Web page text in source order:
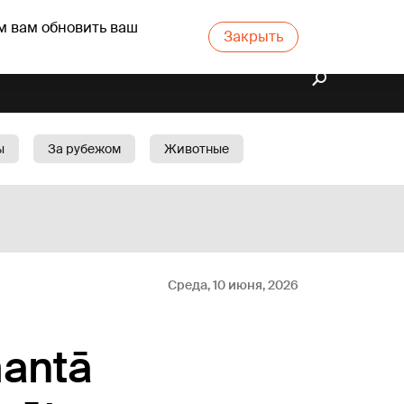
вам обновить ваш Закрыть
За рубежом
Животные
Среда, 10 июня, 2026